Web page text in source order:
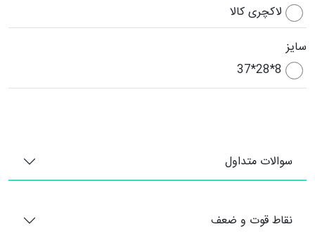
لاکچری کالا
سایز
8*28*37
سوالات متداول
نقاط قوت و ضعف